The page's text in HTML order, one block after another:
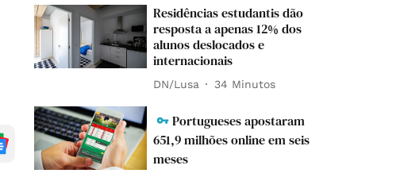
Residências estudantis dão
resposta a apenas 12% dos
alunos deslocados e
internacionais
DN/Lusa 34 Minutos
Portugueses apostaram
651,9 milhões online em seis
meses